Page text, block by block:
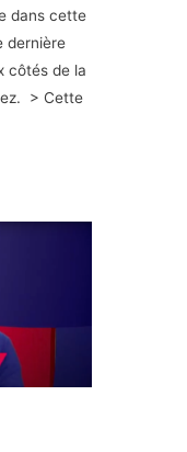
dans cette
dernière
côtés de la
> Cette